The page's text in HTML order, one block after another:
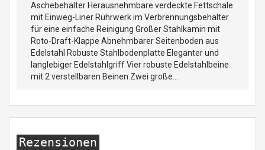
Aschebehälter Herausnehmbare verdeckte Fettschale
mit Einweg-Liner Rührwerk im Verbrennungsbehälter
für eine einfache Reinigung Großer Stahlkamin mit
Roto-Draft-Klappe Abnehmbarer Seitenboden aus
Edelstahl Robuste Stahlbodenplatte Eleganter und
langlebiger Edelstahlgriff Vier robuste Edelstahlbeine
mit 2 verstellbaren Beinen Zwei große...
Rezensionen